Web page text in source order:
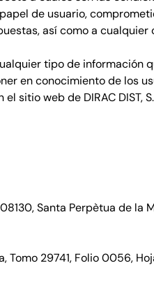
de usuario,
así como a
tipo de información
en conocimiento de los
sitio web de DIRAC DIST,
Santa Perpètua de la
29741, Folio 0056,